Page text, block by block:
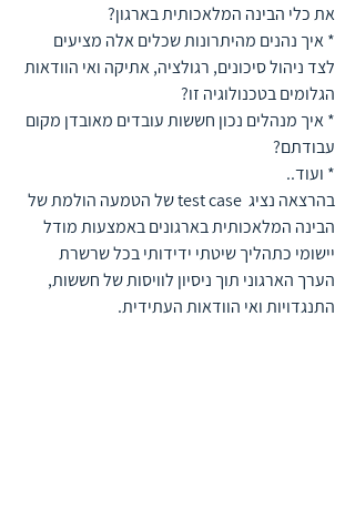
את כלי הבינה המלאכותית בארגון?
* איך נהנים מהיתרונות שכלים אלה מציעים
לצד ניהול סיכונים, רגולציה, אתיקה ואי הוודאות
הגלומים בטכנולוגיה זו?
* איך מנהלים נכון חששות עובדים מאובדן מקום
עבודתם?
* ועוד..
בהרצאה נציג  test case של הטמעה הולמת של
הבינה המלאכותית בארגונים באמצעות מודל
יישומי כתהליך שיטתי ידידותי בכל שרשרת
הערך הארגוני תוך ניסיון לוויסות של חששות,
התנגדויות ואי הוודאות העתידית.